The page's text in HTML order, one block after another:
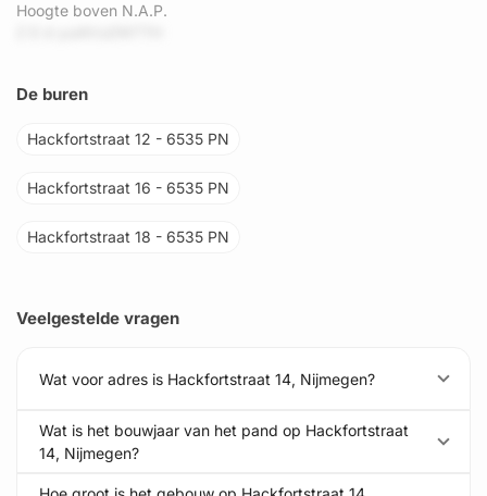
Hoogte boven N.A.P.
De buren
Hackfortstraat 12 - 6535 PN
Hackfortstraat 16 - 6535 PN
Hackfortstraat 18 - 6535 PN
Veelgestelde vragen
Wat voor adres is Hackfortstraat 14, Nijmegen?
Wat is het bouwjaar van het pand op Hackfortstraat
14, Nijmegen?